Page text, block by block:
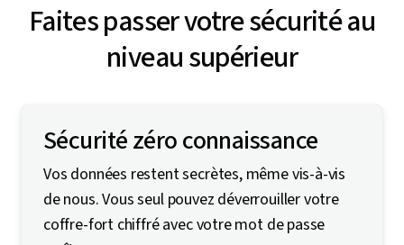
Faites passer votre sécurité au
niveau supérieur
Sécurité zéro connaissance
Vos données restent secrètes, même vis-à-vis
de nous. Vous seul pouvez déverrouiller votre
coffre-fort chiffré avec votre mot de passe